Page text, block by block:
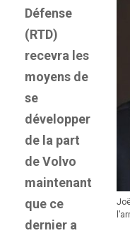
Défense
(RTD)
recevra les
moyens de
se
développer
de la part
de Volvo
maintenant
que ce
dernier a